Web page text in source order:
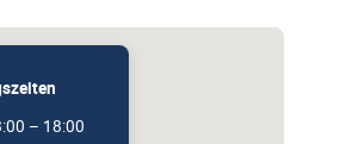
– 18:00